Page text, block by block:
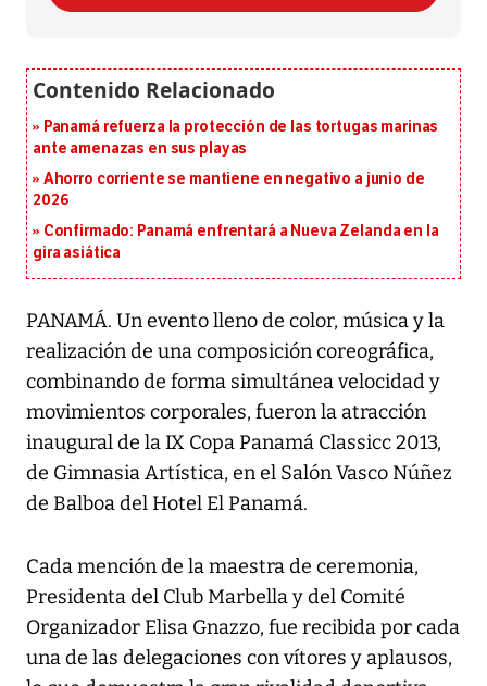
Panamá refuerza la protección de las tortugas marinas
ante amenazas en sus playas
Ahorro corriente se mantiene en negativo a junio de
2026
Confirmado: Panamá enfrentará a Nueva Zelanda en la
gira asiática
PANAMÁ. Un evento lleno de color, música y la
realización de una composición coreográfica,
combinando de forma simultánea velocidad y
movimientos corporales, fueron la atracción
inaugural de la IX Copa Panamá Classicc 2013,
de Gimnasia Artística, en el Salón Vasco Núñez
de Balboa del Hotel El Panamá.
Cada mención de la maestra de ceremonia,
Presidenta del Club Marbella y del Comité
Organizador Elisa Gnazzo, fue recibida por cada
una de las delegaciones con vítores y aplausos,